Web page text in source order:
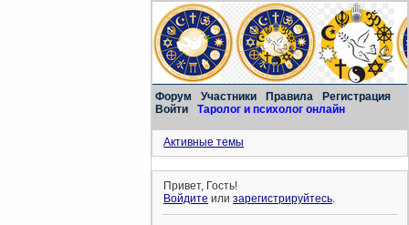
Форум Участники Правила
Регистрация
Войти
Таролог и психолог онлайн
Активные темы
Привет, Гость!
Войдите илизарегистрируйтесь.